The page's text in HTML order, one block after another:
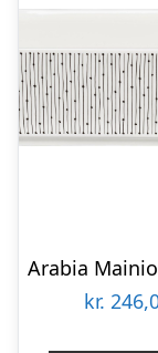
kr.